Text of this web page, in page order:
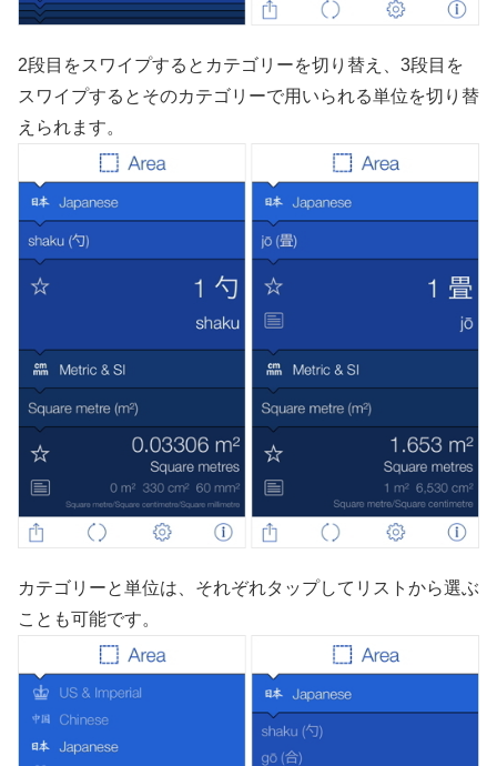
2段目をスワイプするとカテゴリーを切り替え、3段目を
スワイプするとそのカテゴリーで用いられる単位を切り替
えられます。
カテゴリーと単位は、それぞれタップしてリストから選ぶ
ことも可能です。